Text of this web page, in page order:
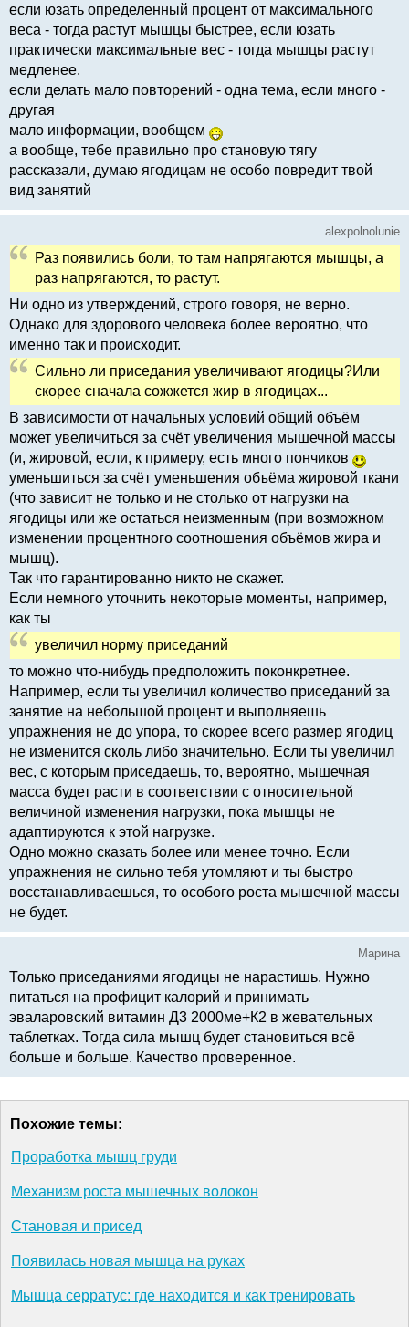
если юзать определенный процент от максимального
веса - тогда растут мышцы быстрее, если юзать
практически максимальные вес - тогда мышцы растут
медленее.
если делать мало повторений - одна тема, если много -
другая
мало информации, вообщем
а вообще, тебе правильно про становую тягу
рассказали, думаю ягодицам не особо повредит твой
вид занятий
alexpolnolunie
Раз появились боли, то там напрягаются мышцы, а
раз напрягаются, то растут.
Ни одно из утверждений, строго говоря, не верно.
Однако для здорового человека более вероятно, что
именно так и происходит.
Сильно ли приседания увеличивают ягодицы?Или
скорее сначала сожжется жир в ягодицах...
В зависимости от начальных условий общий объём
может увеличиться за счёт увеличения мышечной массы
(и, жировой, если, к примеру, есть много пончиков
уменьшиться за счёт уменьшения объёма жировой ткани
(что зависит не только и не столько от нагрузки на
ягодицы или же остаться неизменным (при возможном
изменении процентного соотношения объёмов жира и
мышц).
Так что гарантированно никто не скажет.
Если немного уточнить некоторые моменты, например,
как ты
увеличил норму приседаний
то можно что-нибудь предположить поконкретнее.
Например, если ты увеличил количество приседаний за
занятие на небольшой процент и выполняешь
упражнения не до упора, то скорее всего размер ягодиц
не изменится сколь либо значительно. Если ты увеличил
вес, с которым приседаешь, то, вероятно, мышечная
масса будет расти в соответствии с относительной
величиной изменения нагрузки, пока мышцы не
адаптируются к этой нагрузке.
Одно можно сказать более или менее точно. Если
упражнения не сильно тебя утомляют и ты быстро
восстанавливаешься, то особого роста мышечной массы
не будет.
Марина
Только приседаниями ягодицы не нарастишь. Нужно
питаться на профицит калорий и принимать
эваларовский витамин Д3 2000ме+К2 в жевательных
таблетках. Тогда сила мышц будет становиться всё
больше и больше. Качество проверенное.
Похожие темы:
Проработка мышц груди
Механизм роста мышечных волокон
Становая и присед
Появилась новая мышца на руках
Мышца серратус: где находится и как тренировать